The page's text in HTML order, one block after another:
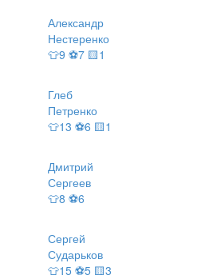
Александр
Нестеренко
👕9 ⚽7 🟨1
Глеб
Петренко
👕13 ⚽6 🟨1
Дмитрий
Сергеев
👕8 ⚽6
Сергей
Сударьков
👕15 ⚽5 🟨3